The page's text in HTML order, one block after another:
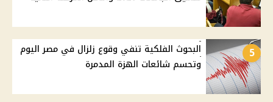
5
البحوث الفلكية تنفي وقوع زلزال في مصر اليوم
وتحسم شائعات الهزة المدمرة